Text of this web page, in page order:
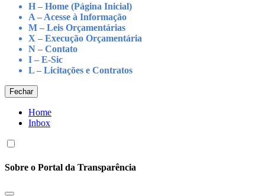
H – Home (Página Inicial)
A – Acesse à Informação
M – Leis Orçamentárias
X – Execução Orçamentária
N – Contato
I – E-Sic
L – Licitações e Contratos
Fechar
Home
Inbox
Sobre o Portal da Transparência